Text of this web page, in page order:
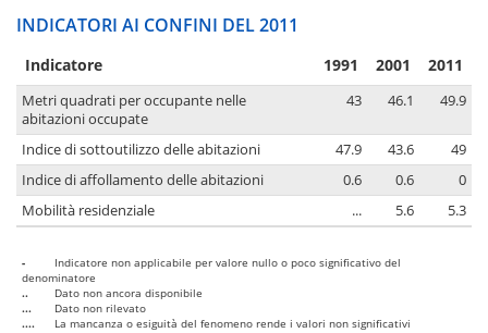
INDICATORI AI CONFINI DEL 2011
Indicatore 1991 2001 2011
Metri quadrati per occupante nelle
abitazioni occupate
43 46.1 49.9
Indice di sottoutilizzo delle abitazioni 47.9 43.6
49
Indice di affollamento delle abitazioni
0.6 0.6
0
Mobilità residenziale
... 5.6 5.3
-
Indicatore non applicabile per valore nullo o poco significativo del
denominatore
..
Dato non ancora disponibile
...
Dato non rilevato
....
La mancanza o esiguità del fenomeno rende i valori non significativi